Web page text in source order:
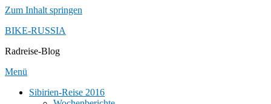
Zum Inhalt springen
BIKE-RUSSIA
Radreise-Blog
Menü
Sibirien-Reise 2016